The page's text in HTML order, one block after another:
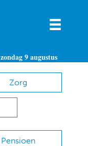
zondag 9 augustus
Zorg
Pensioen